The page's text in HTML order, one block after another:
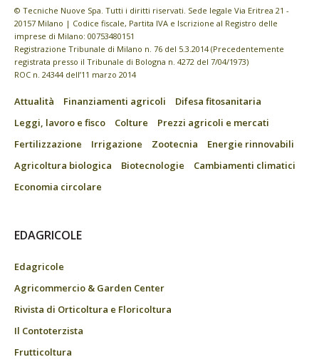
© Tecniche Nuove Spa. Tutti i diritti riservati. Sede legale Via Eritrea 21 -
20157 Milano | Codice fiscale, Partita IVA e Iscrizione al Registro delle
imprese di Milano: 00753480151
Registrazione Tribunale di Milano n. 76 del 5.3.2014 (Precedentemente
registrata presso il Tribunale di Bologna n. 4272 del 7/04/1973)
ROC n. 24344 dell’11 marzo 2014
Attualità Finanziamenti agricoli
Difesa fitosanitaria
Leggi, lavoro e fisco
Colture
Prezzi agricoli e mercati
Fertilizzazione
Irrigazione Zootecnia
Energie rinnovabili
Agricoltura biologica
Biotecnologie
Cambiamenti climatici
Economia circolare
EDAGRICOLE
Edagricole
Agricommercio & Garden Center
Rivista di Orticoltura e Floricoltura
Il Contoterzista
Frutticoltura